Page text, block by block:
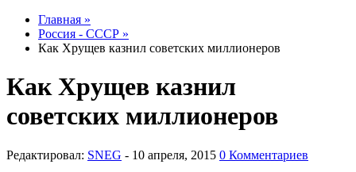
Главная »
Россия - СССР »
Как Хрущев казнил советских миллионеров
Как Хрущев казнил
советских миллионеров
Редактировал: SNEG - 0 Комментариев